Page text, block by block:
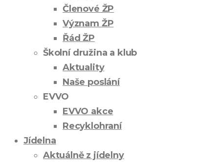
Členové ŽP
Význam ŽP
Řád ŽP
Školní družina a klub
Aktuality
Naše poslání
EVVO
EVVO akce
Recyklohraní
Jídelna
Aktuálně z jídelny